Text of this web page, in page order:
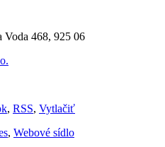
Voda 468, 925 06
, RSS, Vytlačiť
, Webové sídlo